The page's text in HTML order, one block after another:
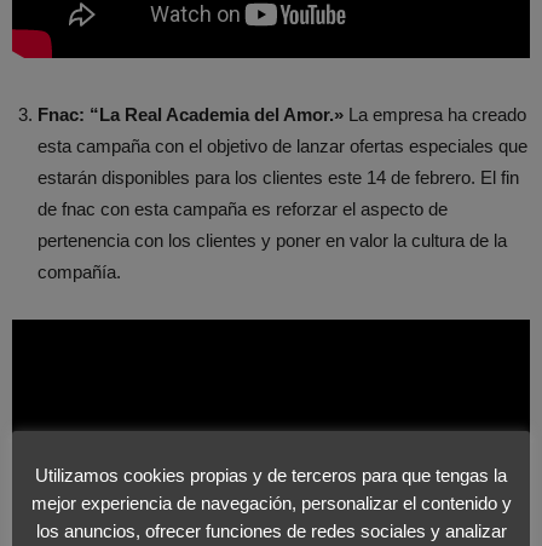
Fnac: “La Real Academia del Amor.» La empresa ha creado
esta campaña con el objetivo de lanzar ofertas especiales que
estarán disponibles para los clientes este 14 de febrero. El fin
de fnac con esta campaña es reforzar el aspecto de
pertenencia con los clientes y poner en valor la cultura de la
compañía.
Utilizamos cookies propias y de terceros para que tengas la
mejor experiencia de navegación, personalizar el contenido y
los anuncios, ofrecer funciones de redes sociales y analizar